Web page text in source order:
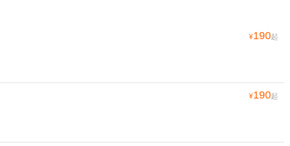
¥190起
¥190起